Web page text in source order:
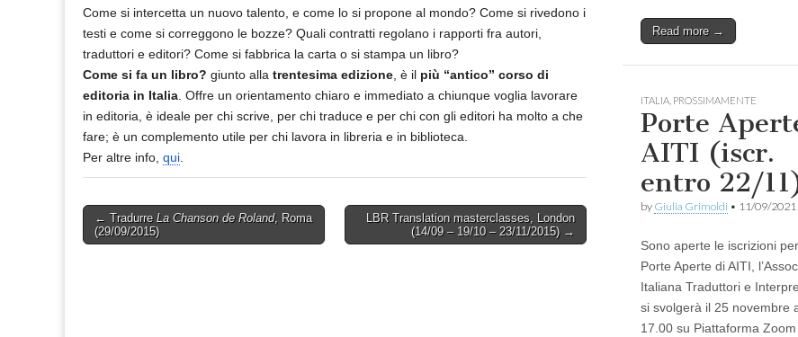
Come si intercetta un nuovo talento, e come lo si propone al mondo? Come si rivedono i
testi e come si correggono le bozze? Quali contratti regolano i rapporti fra autori,
traduttori e editori? Come si fabbrica la carta o si stampa un libro?
Come si fa un libro? giunto alla trentesima edizione , è il più “antico” corso di
editoria in Italia . Offre un orientamento chiaro e immediato a chiunque voglia lavorare
in editoria, è ideale per chi scrive, per chi traduce e per chi con gli editori ha molto a che
fare; è un complemento utile per chi lavora in libreria e in biblioteca.
Per altre info, qui
Post
navigation
← Tradurre La Chanson de Roland, Roma
(29/09/2015)
LBR Translation masterclasses, London
(14/09 – 19/10 – 23/11/2015) →
Read more →
ITALIA PROSSIMAMENTE
Porte
AITI (iscr.
entro 22/
by Giulia Grimoldi • 11/09/2021
Sono aperte le iscrizioni
Porte Aperte di AITI,
Italiana Traduttori e
si svolgerà il 25 novembre
17.00 su Piattaforma